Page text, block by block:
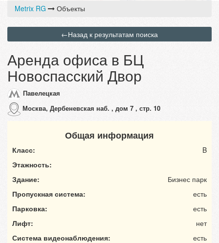
Metrix RG Объекты
←Назад к результатам поиска
Аренда офиса в БЦ
Новоспасский Двор
Павелецкая
Москва, Дербеневская наб. , дом 7 , стр. 10
Общая информация
Класс:
B
Этажность:
Здание:
Бизнес парк
Пропускная система:
есть
Парковка:
есть
Лифт:
нет
Система видеонаблюдения:
есть